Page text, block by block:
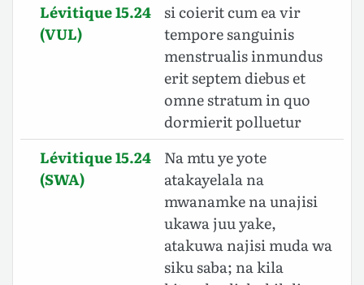
Lévitique 15.24
(VUL)
si coierit cum ea vir
tempore sanguinis
menstrualis inmundus
erit septem diebus et
omne stratum in quo
dormierit polluetur
Lévitique 15.24
(SWA)
Na mtu ye yote
atakayelala na
mwanamke na unajisi
ukawa juu yake,
atakuwa najisi muda wa
siku saba; na kila